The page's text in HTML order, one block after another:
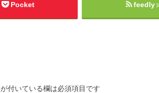
Pocket feedly 3
が付いている欄は必須項目です